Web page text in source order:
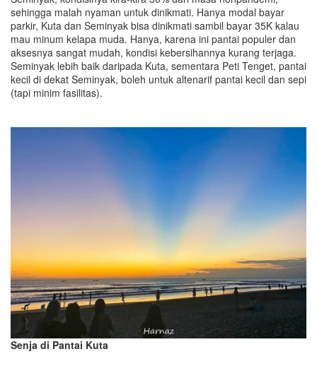
sehingga malah nyaman untuk dinikmati. Hanya modal bayar
parkir, Kuta dan Seminyak bisa dinikmati sambil bayar 35K kalau
mau minum kelapa muda. Hanya, karena ini pantai populer dan
aksesnya sangat mudah, kondisi kebersihannya kurang terjaga.
Seminyak lebih baik daripada Kuta, sementara Peti Tenget, pantai
kecil di dekat Seminyak, boleh untuk altenarif pantai kecil dan sepi
(tapi minim fasilitas).
Senja di Pantai Kuta